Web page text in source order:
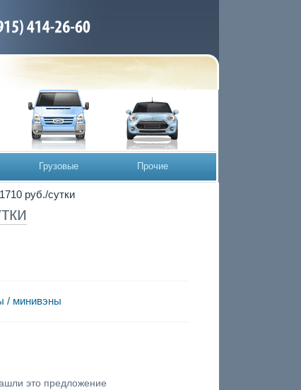
Грузовые Прочие
руб./сутки
/ минивэны
это предложение